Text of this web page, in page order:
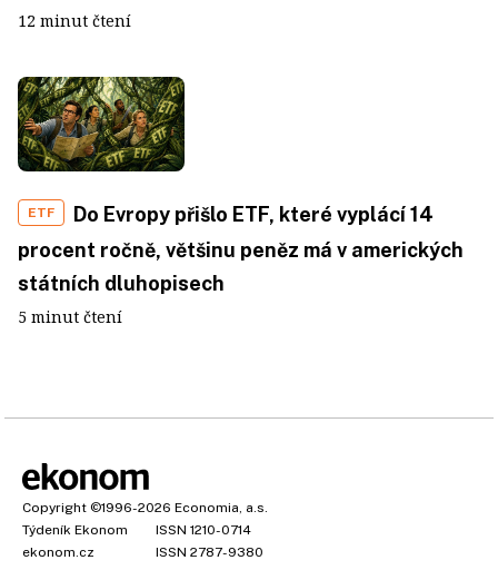
12 minut čtení
ETF
Do Evropy přišlo ETF, které vyplácí 14
procent ročně, většinu peněz má v amerických
státních dluhopisech
5 minut čtení
Copyright ©1996-2026 Economia, a.s.
Týdeník Ekonom
ISSN 1210-0714
ekonom.cz
ISSN 2787-9380